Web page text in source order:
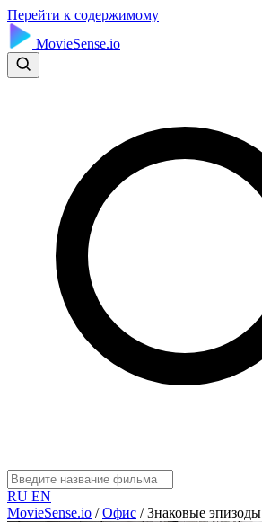
Перейти к содержимому
MovieSense.io
RU EN
MovieSense.io / Офис / Знаковые эпизоды